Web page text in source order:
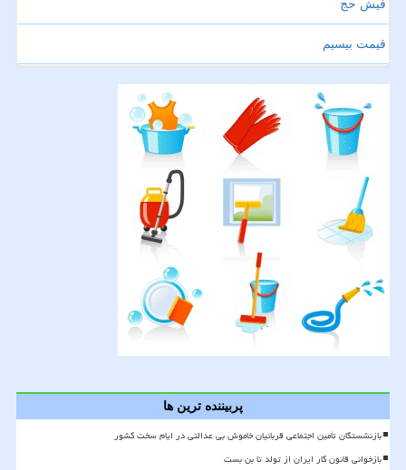
فیش حج
قیمت بیسیم
پربیننده ترین ها
بازنشستگان تأمین اجتماعی قربانیان خاموش بی عدالتی در ایام سخت کشور
بازخوانی قانون کار ایران از تولد تا بن بست